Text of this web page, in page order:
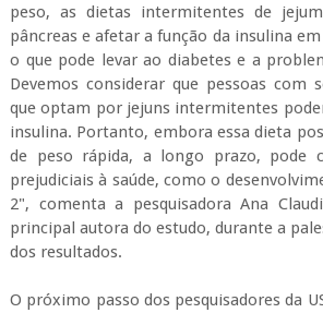
peso, as dietas intermitentes de
pâncreas e afetar a função da insulina
o que pode levar ao diabetes e a
Devemos considerar que pessoas com
que optam por jejuns intermitentes
insulina. Portanto, embora essa dieta
de peso rápida, a longo prazo, pode
prejudiciais à saúde, como o
2", comenta a pesquisadora Ana
principal autora do estudo, durante a
dos resultados.
O próximo passo dos pesquisadores da